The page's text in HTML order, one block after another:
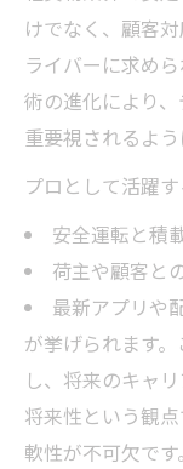
けでなく、顧客
ライバーに求め
術の進化により
重要視されるよう
プロとして活躍
安全運転と積
荷主や顧客と
最新アプリや
が挙げられます
し、将来のキャ
将来性という観
軟性が不可欠で